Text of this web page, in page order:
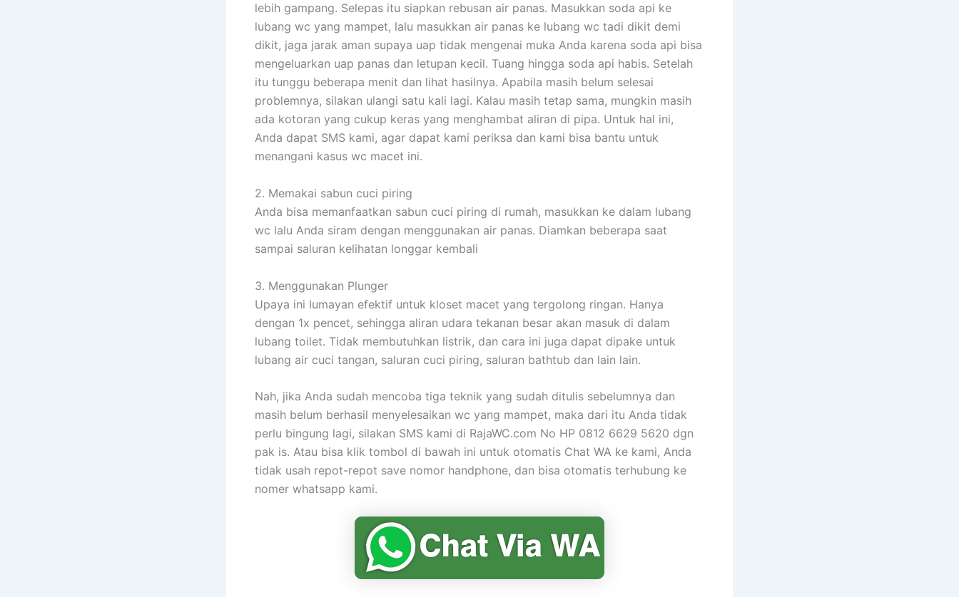
lebih gampang. Selepas itu siapkan rebusan air panas. Masukkan soda api ke
lubang wc yang mampet, lalu masukkan air panas ke lubang wc tadi dikit demi
dikit, jaga jarak aman supaya uap tidak mengenai muka Anda karena soda api bisa
mengeluarkan uap panas dan letupan kecil. Tuang hingga soda api habis. Setelah
itu tunggu beberapa menit dan lihat hasilnya. Apabila masih belum selesai
problemnya, silakan ulangi satu kali lagi. Kalau masih tetap sama, mungkin masih
ada kotoran yang cukup keras yang menghambat aliran di pipa. Untuk hal ini,
Anda dapat SMS kami, agar dapat kami periksa dan kami bisa bantu untuk
menangani kasus wc macet ini.
2. Memakai sabun cuci piring
Anda bisa memanfaatkan sabun cuci piring di rumah, masukkan ke dalam lubang
wc lalu Anda siram dengan menggunakan air panas. Diamkan beberapa saat
sampai saluran kelihatan longgar kembali
3. Menggunakan Plunger
Upaya ini lumayan efektif untuk kloset macet yang tergolong ringan. Hanya
dengan 1x pencet, sehingga aliran udara tekanan besar akan masuk di dalam
lubang toilet. Tidak membutuhkan listrik, dan cara ini juga dapat dipake untuk
lubang air cuci tangan, saluran cuci piring, saluran bathtub dan lain lain.
Nah, jika Anda sudah mencoba tiga teknik yang sudah ditulis sebelumnya dan
masih belum berhasil menyelesaikan wc yang mampet, maka dari itu Anda tidak
perlu bingung lagi, silakan SMS kami di RajaWC.com No HP 0812 6629 5620 dgn
pak is. Atau bisa klik tombol di bawah ini untuk otomatis Chat WA ke kami, Anda
tidak usah repot-repot save nomor handphone, dan bisa otomatis terhubung ke
nomer whatsapp kami.